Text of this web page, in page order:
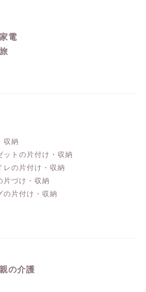
電
収納
ットの片付け・収納
レの片付け・収納
片づけ・収納
の片付け・収納
の介護